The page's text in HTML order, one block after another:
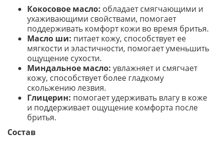
Кокосовое масло: обладает смягчающими и
ухаживающими свойствами, помогает
поддерживать комфорт кожи во время бритья.
Масло ши: питает кожу, способствует ее
мягкости и эластичности, помогает уменьшить
ощущение сухости.
Миндальное масло: увлажняет и смягчает
кожу, способствует более гладкому
скольжению лезвия.
Глицерин: помогает удерживать влагу в коже
и поддерживает ощущение комфорта после
бритья.
Состав